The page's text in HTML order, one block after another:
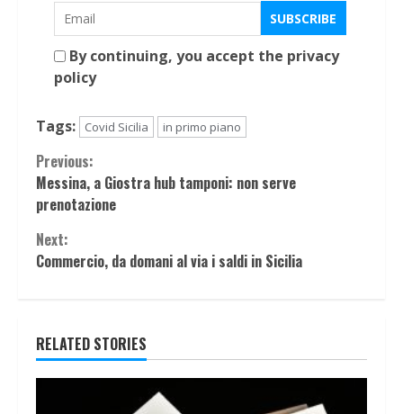
By continuing, you accept the privacy
policy
Tags: Covid Sicilia in primo piano
Continue
Reading
Previous:
Messina, a Giostra hub tamponi: non serve
prenotazione
Next:
Commercio, da domani al via i saldi in Sicilia
RELATED STORIES